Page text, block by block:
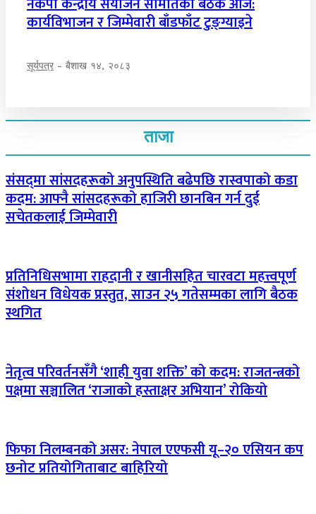
कार्यविभाजन र जिम्मेवारी बाँडफाँट टुङ्ग्याइने
सूर्यपत्र - बैशाख १४, २०८३
ताजा
संसद्‌मा सांसदहरूको अनुपस्थिति बढेपछि रास्वपाको कडा
कदम: आफ्नै सांसदहरूको हाजिरी छानबिन गर्न दुई
सचेतकलाई जिम्मेवारी
प्रतिनिधिसभामा राहदानी र खानीसहित चारवटा महत्त्वपूर्ण
संशोधन विधेयक प्रस्तुत, साउन २५ गतेसम्मका लागि बैठक
स्थगित
नेतृत्व परिवर्तनसँगै ‘शाही युवा शक्ति’ को कदम: राजतन्त्रको
पक्षमा सञ्चालित ‘राजाको हस्ताक्षर अभियान’ रोकियो
फिफा निलम्बनको असर: नेपाल एएफसी यू–२० एसियन कप
छनोट प्रतियोगिताबाट बाहिरियो